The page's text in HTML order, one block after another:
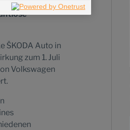
„China“. In
ŠKODA Auto in
zum 1. Juli
Volkswagen